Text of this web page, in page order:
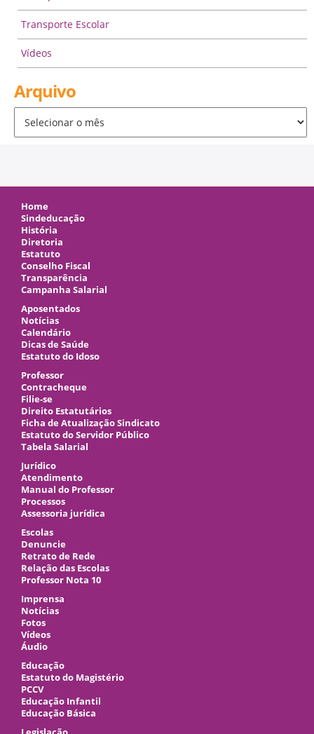
Transporte Escolar
Vídeos
Arquivo
Home
Sindeducação
História
Diretoria
Estatuto
Conselho Fiscal
Transparência
Campanha Salarial
Aposentados
Notícias
Calendário
Dicas de Saúde
Estatuto do Idoso
Professor
Contracheque
Filie-se
Direito Estatutários
Ficha de Atualização Sindicato
Estatuto do Servidor Público
Tabela Salarial
Jurídico
Atendimento
Manual do Professor
Processos
Assessoria jurídica
Escolas
Denuncie
Retrato de Rede
Relação das Escolas
Professor Nota 10
Imprensa
Notícias
Fotos
Vídeos
Áudio
Educação
Estatuto do Magistério
PCCV
Educação Infantil
Educação Básica